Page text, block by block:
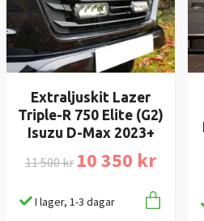
Extraljuskit Lazer
Triple-R 750 Elite (G2)
Isuzu D-Max 2023+
11 500 kr 10 350 kr
I lager, 1-3 dagar